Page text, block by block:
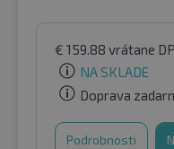
€ 159.88 vrátane
NA SKLADE
Doprava
Podrobnosti